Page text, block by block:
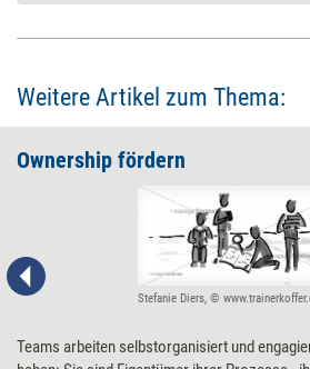
Weitere Artikel zum Thema:
Ownership fördern
Stefanie Diers, ©
Teams arbeiten selbstorganisiert und